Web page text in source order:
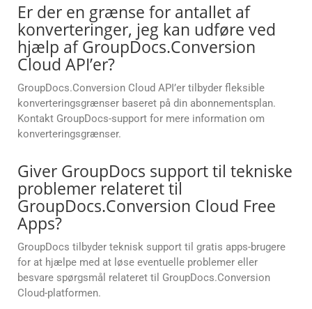
Er der en grænse for antallet af
konverteringer, jeg kan udføre ved
hjælp af GroupDocs.Conversion
Cloud API’er?
GroupDocs.Conversion Cloud API’er tilbyder fleksible
konverteringsgrænser baseret på din abonnementsplan.
Kontakt GroupDocs-support for mere information om
konverteringsgrænser.
Giver GroupDocs support til tekniske
problemer relateret til
GroupDocs.Conversion Cloud Free
Apps?
GroupDocs tilbyder teknisk support til gratis apps-brugere
for at hjælpe med at løse eventuelle problemer eller
besvare spørgsmål relateret til GroupDocs.Conversion
Cloud-platformen.